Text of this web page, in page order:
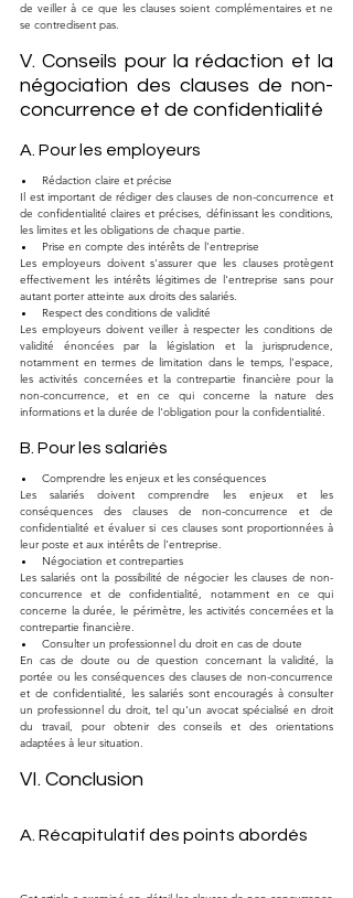
de veiller à ce que les clauses soient complémentaires et ne
se contredisent pas.
V. Conseils pour la rédaction et la
négociation des clauses de non-
concurrence et de confidentialité
A. Pour les employeurs
Rédaction claire et précise
Il est important de rédiger des clauses de non-concurrence et
de confidentialité claires et précises, définissant les conditions,
les limites et les obligations de chaque partie.
Prise en compte des intérêts de l'entreprise
Les employeurs doivent s'assurer que les clauses protègent
effectivement les intérêts légitimes de l'entreprise sans pour
autant porter atteinte aux droits des salariés.
Respect des conditions de validité
Les employeurs doivent veiller à respecter les conditions de
validité énoncées par la législation et la jurisprudence,
notamment en termes de limitation dans le temps, l'espace,
les activités concernées et la contrepartie financière pour la
non-concurrence, et en ce qui concerne la nature des
informations et la durée de l'obligation pour la confidentialité.
B. Pour les salariés
Comprendre les enjeux et les conséquences
Les salariés doivent comprendre les enjeux et les
conséquences des clauses de non-concurrence et de
confidentialité et évaluer si ces clauses sont proportionnées à
leur poste et aux intérêts de l'entreprise.
Négociation et contreparties
Les salariés ont la possibilité de négocier les clauses de non-
concurrence et de confidentialité, notamment en ce qui
concerne la durée, le périmètre, les activités concernées et la
contrepartie financière.
Consulter un professionnel du droit en cas de doute
En cas de doute ou de question concernant la validité, la
portée ou les conséquences des clauses de non-concurrence
et de confidentialité, les salariés sont encouragés à consulter
un professionnel du droit, tel qu'un avocat spécialisé en droit
du travail, pour obtenir des conseils et des orientations
adaptées à leur situation.
VI. Conclusion
A. Récapitulatif des points abordés